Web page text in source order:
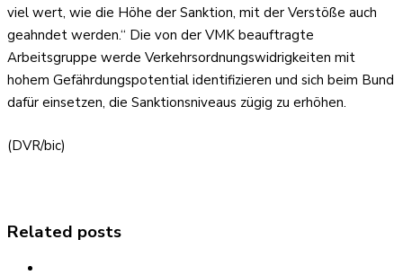
viel wert, wie die Höhe der Sanktion, mit der Verstöße auch
geahndet werden.“ Die von der VMK beauftragte
Arbeitsgruppe werde Verkehrsordnungswidrigkeiten mit
hohem Gefährdungspotential identifizieren und sich beim Bund
dafür einsetzen, die Sanktionsniveaus zügig zu erhöhen.
(DVR/bic)
Related posts